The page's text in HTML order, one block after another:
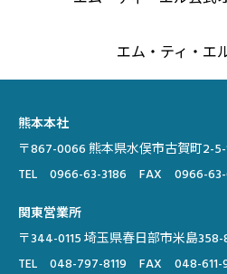
エム・ティ・エ
熊本本社
〒867-0066 熊本県水俣市古賀町2-5-
TEL 0966-63-3186 FAX 0966-
関東営業所
〒344-0115 埼玉県春日部市米島
TEL 048-797-8119 FAX 048-611-